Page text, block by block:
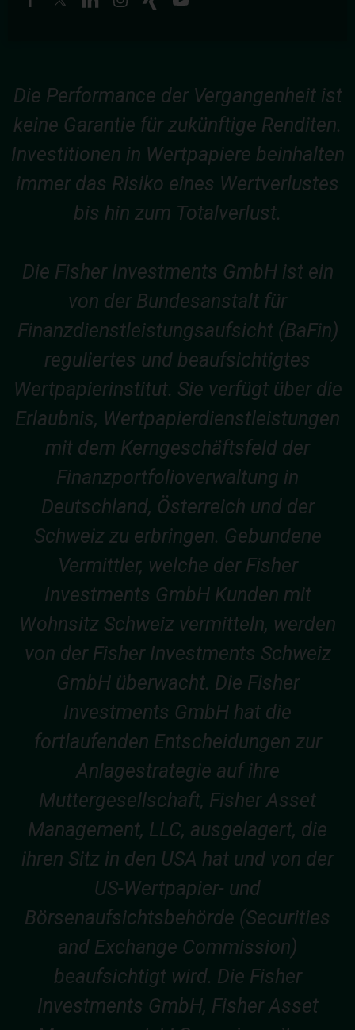
Die Performance der Vergangenheit ist
keine Garantie für zukünftige Renditen.
Investitionen in Wertpapiere beinhalten
immer das Risiko eines Wertverlustes
bis hin zum Totalverlust.
Die Fisher Investments GmbH ist ein
von der Bundesanstalt für
Finanzdienstleistungsaufsicht (BaFin)
reguliertes und beaufsichtigtes
Wertpapierinstitut. Sie verfügt über die
Erlaubnis, Wertpapierdienstleistungen
mit dem Kerngeschäftsfeld der
Finanzportfolioverwaltung in
Deutschland, Österreich und der
Schweiz zu erbringen. Gebundene
Vermittler, welche der Fisher
Investments GmbH Kunden mit
Wohnsitz Schweiz vermitteln, werden
von der Fisher Investments Schweiz
GmbH überwacht. Die Fisher
Investments GmbH hat die
fortlaufenden Entscheidungen zur
Anlagestrategie auf ihre
Muttergesellschaft, Fisher Asset
Management, LLC, ausgelagert, die
ihren Sitz in den USA hat und von der
US-Wertpapier- und
Börsenaufsichtsbehörde (Securities
and Exchange Commission)
beaufsichtigt wird. Die Fisher
Investments GmbH, Fisher Asset